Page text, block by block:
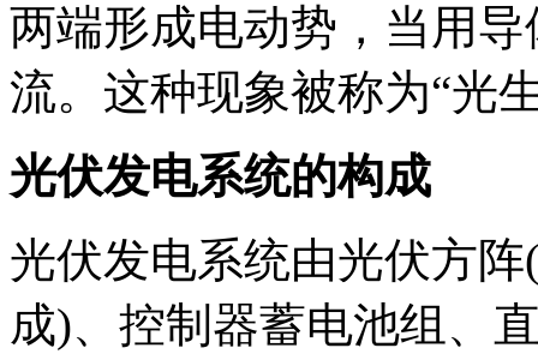
两端形成电动势，当用
流。这种现象被称为“光
光伏发电系统的构成
光伏发电系统由光伏方
成)、控制器蓄电池组、